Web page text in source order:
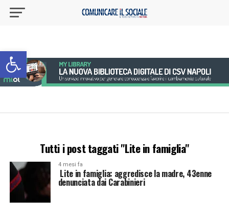
Apri la barra degli strumenti
Tutti i post taggati "Lite in famiglia"
4 mesi fa
Lite in famiglia: aggredisce la madre, 43enne
denunciata dai Carabinieri